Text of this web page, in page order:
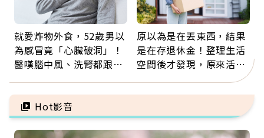
就愛炸物外食，52歲男以
為感冒竟「心臟破洞」！
醫嘆腦中風、洗腎都跟它
救
原以為是在丟東西，結果
是在存退休金！整理生活
空間後才發現，原來活得
Hot影音